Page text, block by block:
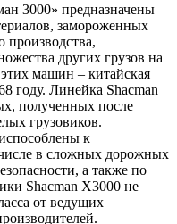
3000» предназначены
замороженных
производства,
других грузов на
машин – китайская
году. Линейка Shacman
полученных после
грузовиков.
к
в сложных дорожных
а также по
Shacman Х3000 не
от ведущих